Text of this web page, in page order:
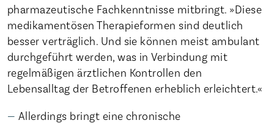
pharmazeutische Fachkenntnisse mitbringt. »Diese
medikamentösen Therapieformen sind deutlich
besser verträglich. Und sie können meist ambulant
durchgeführt werden, was in Verbindung mit
regelmäßigen ärztlichen Kontrollen den
Lebensalltag der Betroffenen erheblich erleichtert.«
Allerdings bringt eine chronische